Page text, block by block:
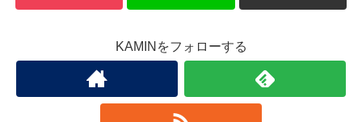
KAMINをフォローする